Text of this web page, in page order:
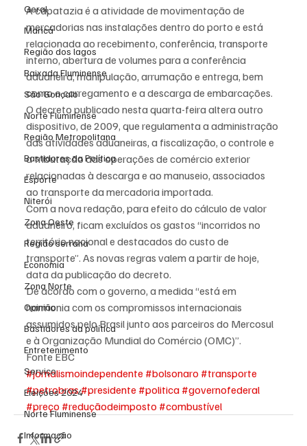
Geral
Maricá
Região dos lagos
Baixada Fluminense
São Gonçalo
Norte Fluminense
Região Metropolitana
Bastidores da Política
Esporte
Niterói
Zona Oeste
Região serrana
Economia
Zona Norte
Opinião
Bastidores da política
Entretenimento
Serviço
Eleições 2024
Norte Fluminense
Informação
A capatazia é a atividade de movimentação de
mercadorias nas instalações dentro do porto e está
relacionada ao recebimento, conferência, transporte
interno, abertura de volumes para a conferência
aduaneira, manipulação, arrumação e entrega, bem
como o carregamento e a descarga de embarcações.
O decreto publicado nesta quarta-feira altera outro
dispositivo, de 2009, que regulamenta a administração
das atividades aduaneiras, a fiscalização, o controle e
a tributação das operações de comércio exterior
relacionadas à descarga e ao manuseio, associados
ao transporte da mercadoria importada.
Com a nova redação, para efeito do cálculo de valor
aduaneiro, ficam excluídos os gastos “incorridos no
território nacional e destacados do custo de
transporte”. As novas regras valem a partir de hoje,
data da publicação do decreto.
De acordo com o governo, a medida “está em
harmonia com os compromissos internacionais
assumidos pelo Brasil junto aos parceiros do Mercosul
e à Organização Mundial do Comércio (OMC)”.
Fonte EBC
#jornalismoindependente #bolsonaro #transporte
#petrobras#presidente #politica #governofederal
#preço #reduçãodeimposto #combustível